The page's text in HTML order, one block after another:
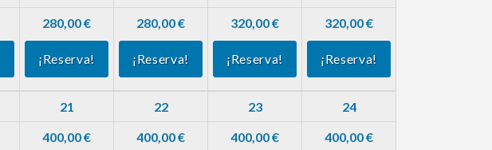
280,00 €
¡Reserva!
280,00 €
¡Reserva!
320,00 €
¡Reserva!
320,00 €
¡Reserva!
21 22 23 24
400,00 € 400,00 € 400,00 € 400,00 €